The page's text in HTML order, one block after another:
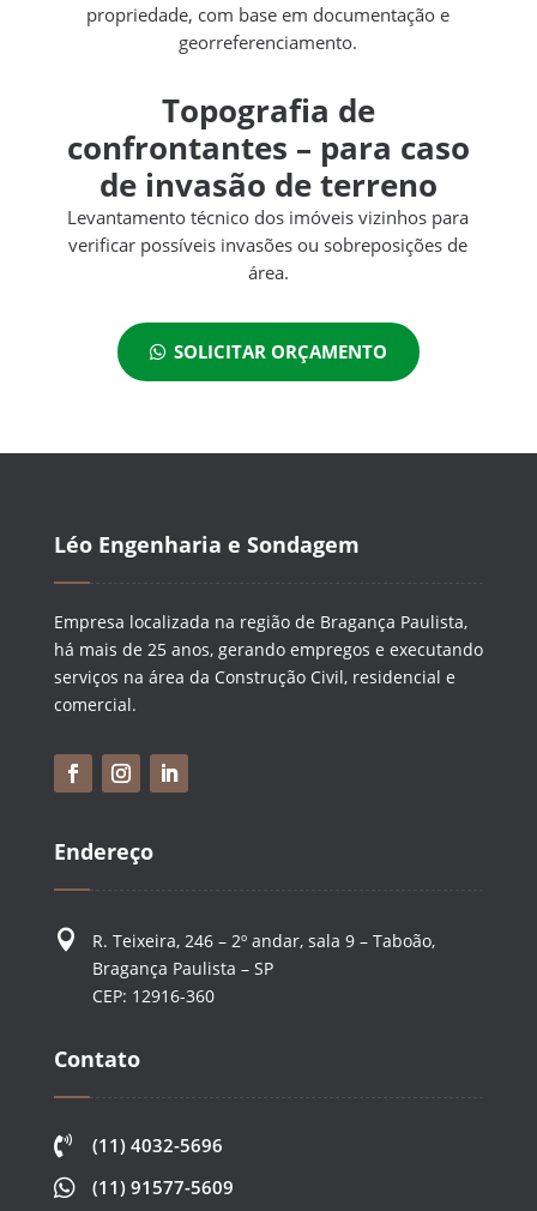
propriedade, com base em documentação e
georreferenciamento.
Topografia de
confrontantes – para caso
de invasão de terreno
Levantamento técnico dos imóveis vizinhos para
verificar possíveis invasões ou sobreposições de
área.
SOLICITAR ORÇAMENTO
Léo Engenharia e Sondagem
Empresa localizada na região de Bragança Paulista,
há mais de 25 anos, gerando empregos e executando
serviços na área da Construção Civil, residencial e
comercial.
Endereço

R. Teixeira, 246 – 2º andar, sala 9 – Taboão,
Bragança Paulista – SP
CEP: 12916-360
Contato
 (11) 4032-5696
 (11) 91577-5609